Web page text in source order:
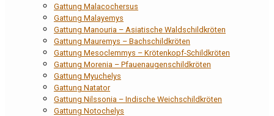
Gattung Malacochersus
Gattung Malayemys
Gattung Manouria – Asiatische Waldschildkröten
Gattung Mauremys – Bachschildkröten
Gattung Mesoclemmys – Krötenkopf-Schildkröten
Gattung Morenia – Pfauenaugenschildkröten
Gattung Myuchelys
Gattung Natator
Gattung Nilssonia – Indische Weichschildkröten
Gattung Notochelys